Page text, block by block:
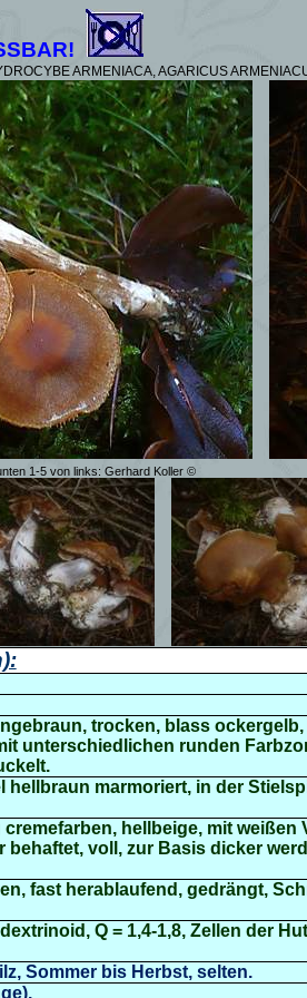
ARMENIACA, AGARICUS
1-5 von links: Gerhard Koller ©
trocken, blass
unterschiedlichen runden
marmoriert, in der
hellbeige, mit weißen
voll, zur Basis dicker
fast herablaufend, gedrängt,
dextrinoid,Q = 1,4-1,8, Zellen der
Sommer bis Herbst, selten.